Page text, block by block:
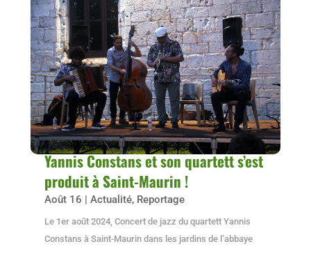
Yannis Constans et son quartett s’est
produit à Saint-Maurin !
Août 16 | Actualité, Reportage
Le 1er août 2024, Concert de jazz du quartett Yannis
Constans à Saint-Maurin dans les jardins de l’abbaye